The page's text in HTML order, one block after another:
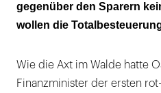
gegenüber den Sparern
wollen die
Wie die Axt im Walde hatte
Finanzminister der ersten